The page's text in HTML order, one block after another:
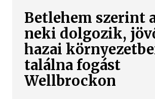
Betlehem szerint
neki dolgozik,
hazai
találna fogást
Wellbrockon